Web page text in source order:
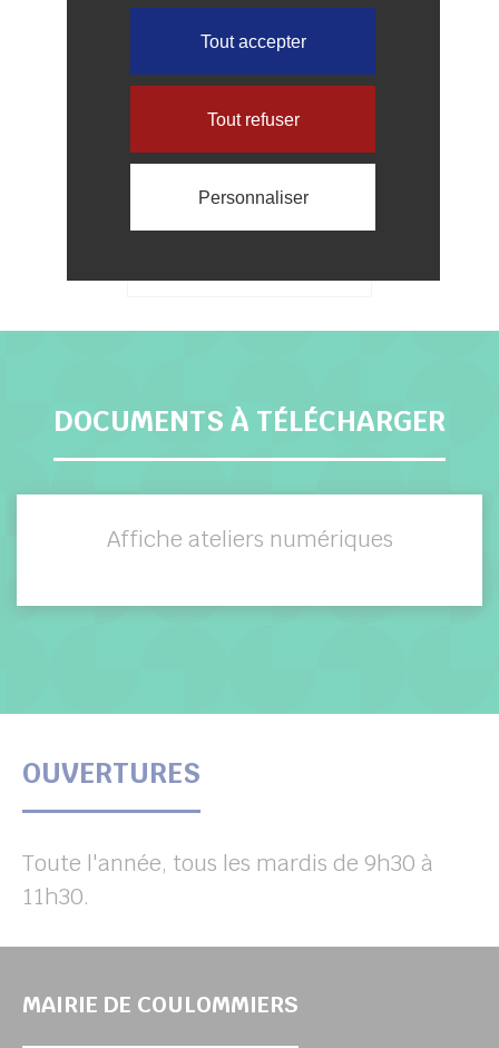
FRANCE SERVICES
DOCUMENTS À TÉLÉCHARGER
Affiche ateliers numériques
OUVERTURES
Toute l'année, tous les mardis de 9h30 à
11h30.
MAIRIE DE COULOMMIERS
Tout accepter
Tout refuser
Personnaliser